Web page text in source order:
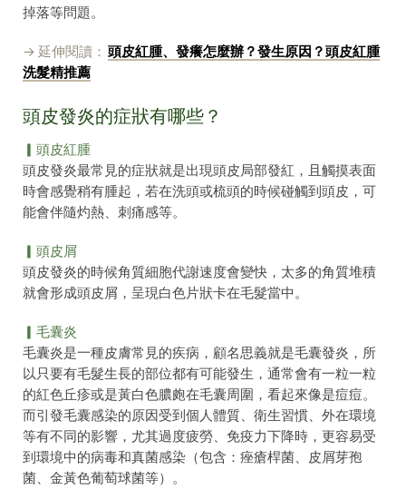
掉落等問題。
→ 延伸閱讀： 頭皮紅腫、發癢怎麼辦？發生原因？頭皮紅腫
洗髮精推薦
頭皮發炎的症狀有哪些？
▎頭皮紅腫
頭皮發炎最常見的症狀就是出現頭皮局部發紅，且觸摸表面
時會感覺稍有腫起，若在洗頭或梳頭的時候碰觸到頭皮，可
能會伴隨灼熱、刺痛感等。
▎頭皮屑
頭皮發炎的時候角質細胞代謝速度會變快，太多的角質堆積
就會形成頭皮屑，呈現白色片狀卡在毛髮當中。
▎毛囊炎
毛囊炎是一種皮膚常見的疾病，顧名思義就是毛囊發炎，所
以只要有毛髮生長的部位都有可能發生，通常會有一粒一粒
的紅色丘疹或是黃白色膿皰在毛囊周圍，看起來像是痘痘。
而引發毛囊感染的原因受到個人體質、衛生習慣、外在環境
等有不同的影響，尤其過度疲勞、免疫力下降時，更容易受
到環境中的病毒和真菌感染（包含：痤瘡桿菌、皮屑芽孢
菌、金黃色葡萄球菌等）。